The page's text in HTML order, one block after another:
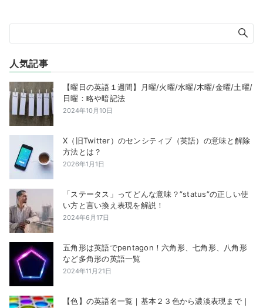
人気記事
【曜日の英語１週間】月曜/火曜/水曜/木曜/金曜/土曜/
日曜：略や暗記法
2024年10月10日
X（旧Twitter）のセンシティブ（英語）の意味と解除
方法とは？
2026年1月1日
「ステータス」ってどんな意味？”status”の正しい使
い方と言い換え表現を解説！
2024年6月17日
五角形は英語でpentagon！六角形、七角形、八角形
など多角形の英語一覧
2024年11月21日
【色】の英語名一覧｜基本２３色から濃淡表現まで｜